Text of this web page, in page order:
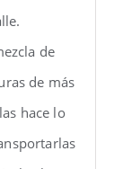
de
de más
hace lo